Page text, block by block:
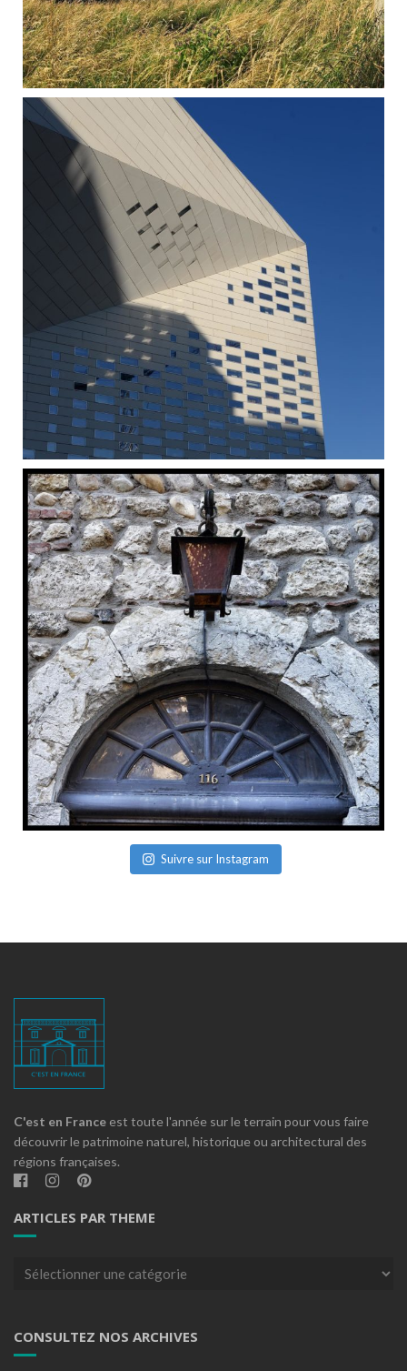
Suivre sur Instagram
C'est en France est toute l'année sur le terrain pour vous faire
découvrir le patrimoine naturel, historique ou architectural des
régions françaises.
ARTICLES PAR THEME
Articles
CONSULTEZ NOS ARCHIVES